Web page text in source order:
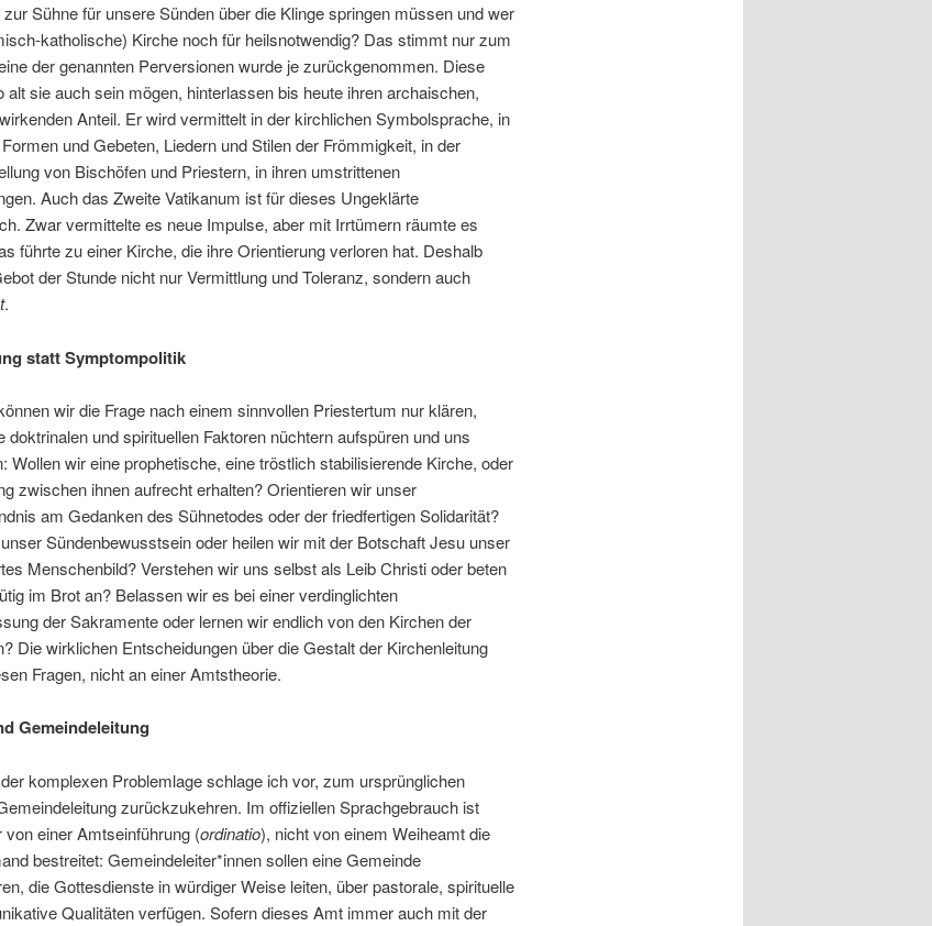
Sühne für unsere Sünden über die Klinge springen müssen und wer
katholische) Kirche noch für heilsnotwendig? Das stimmt nur zum
der genannten Perversionen wurde je zurückgenommen. Diese
alt sie auch sein mögen, hinterlassen bis heute ihren archaischen,
Anteil. Er wird vermittelt in der kirchlichen Symbolsprache, in
und Gebeten, Liedern und Stilen der Frömmigkeit, in der
von Bischöfen und Priestern, in ihren umstrittenen
Auch das Zweite Vatikanum ist für dieses Ungeklärte
Zwar vermittelte es neue Impulse, aber mit Irrtümern räumte es
führte zu einer Kirche, die ihre Orientierung verloren hat. Deshalb
der Stunde nicht nur Vermittlung und Toleranz, sondern auch
.
statt Symptompolitik
wir die Frage nach einem sinnvollen Priestertum nur klären,
doktrinalen und spirituellen Faktoren nüchtern aufspüren und uns
Wollen wir eine prophetische, eine tröstlich stabilisierende Kirche, oder
zwischen ihnen aufrecht erhalten? Orientieren wir unser
am Gedanken des Sühnetodes oder der friedfertigen Solidarität?
Sündenbewusstsein oder heilen wir mit der Botschaft Jesu unser
Menschenbild? Verstehen wir uns selbst als Leib Christi oder beten
im Brot an? Belassen wir es bei einer verdinglichten
der Sakramente oder lernen wir endlich von den Kirchen der
Die wirklichen Entscheidungen über die Gestalt der Kirchenleitung
Fragen, nicht an einer Amtstheorie.
Gemeindeleitung
komplexen Problemlage schlage ich vor, zum ursprünglichen
zurückzukehren. Im offiziellen Sprachgebrauch ist
von einer Amtseinführung (ordinatio), nicht von einem Weiheamt die
bestreitet: Gemeindeleiter*innen sollen eine Gemeinde
die Gottesdienste in würdiger Weise leiten, über pastorale, spirituelle
Qualitäten verfügen. Sofern dieses Amt immer auch mit der